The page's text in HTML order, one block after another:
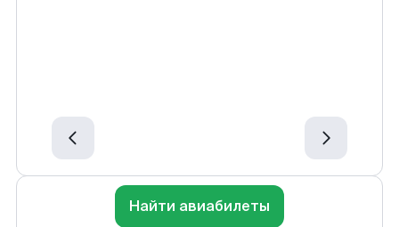
Найти авиабилеты